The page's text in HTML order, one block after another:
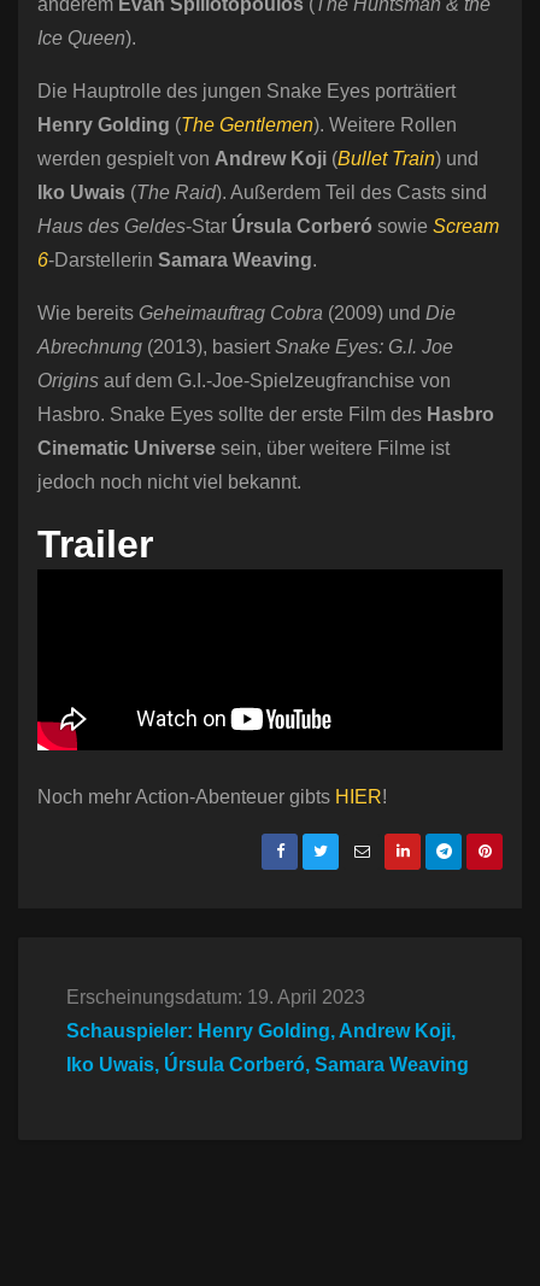
anderem Evan Spiliotopoulos ( The Huntsman & the
Ice Queen).
Die Hauptrolle des jungen Snake Eyes porträtiert
Henry Golding (The Gentlemen). Weitere Rollen
werden gespielt von Andrew Koji (Bullet Train) und
Iko Uwais (The Raid). Außerdem Teil des Casts sind
Haus des Geldes-Star Úrsula Corberó sowie Scream
6-Darstellerin Samara Weaving.
Wie bereits Geheimauftrag Cobra (2009) und Die
Abrechnung (2013), basiert Snake Eyes: G.I. Joe
Origins auf dem G.I.-Joe-Spielzeugfranchise von
Hasbro. Snake Eyes sollte der erste Film des Hasbro
Cinematic Universe sein, über weitere Filme ist
jedoch noch nicht viel bekannt.
Trailer
Noch mehr Action-Abenteuer gibts HIER!
Erscheinungsdatum: 19. April 2023
Schauspieler: Henry Golding, Andrew Koji,
Iko Uwais, Úrsula Corberó, Samara Weaving